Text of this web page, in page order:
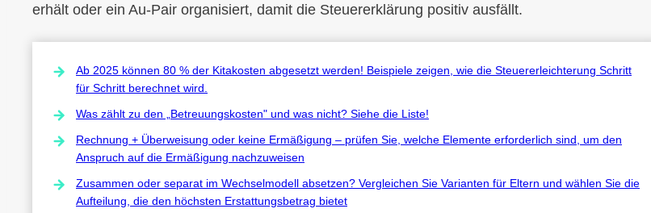
erhält oder ein Au-Pair organisiert, damit die Steuererklärung positiv ausfällt.
Ab 2025 können 80 % der Kitakosten abgesetzt werden! Beispiele zeigen, wie die Steuererleichterung Schritt
für Schritt berechnet wird.
Was zählt zu den „Betreuungskosten" und was nicht? Siehe die Liste!
Rechnung + Überweisung oder keine Ermäßigung – prüfen Sie, welche Elemente erforderlich sind, um den
Anspruch auf die Ermäßigung nachzuweisen
Zusammen oder separat im Wechselmodell absetzen? Vergleichen Sie Varianten für Eltern und wählen Sie die
Aufteilung, die den höchsten Erstattungsbetrag bietet